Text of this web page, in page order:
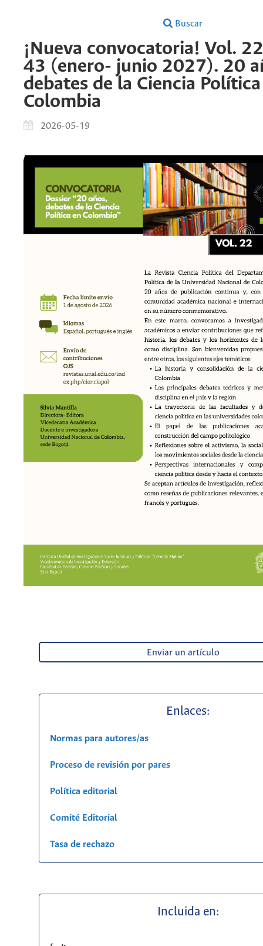
Buscar
¡Nueva convocatoria! Vol.
43 (enero- junio 2027). 20
debates de la Ciencia
Colombia
2026-05-19
Enviar un artículo
Enlaces:
Normas para autores/as
Proceso de revisión por pares
Política editorial
Comité Editorial
Tasa de rechazo
Incluida en: